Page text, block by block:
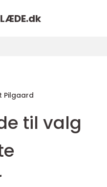
dk
Pilgaard
til valg